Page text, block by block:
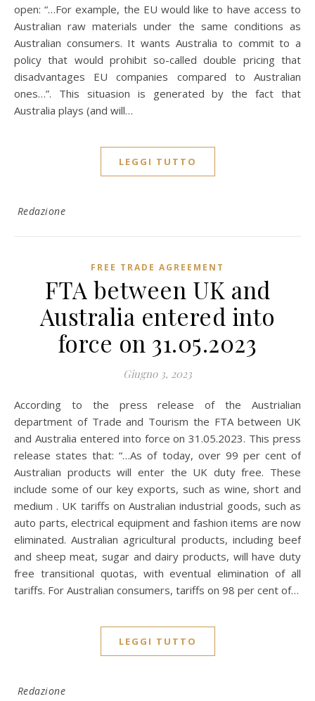
open: “…For example, the EU would like to have access to
Australian raw materials under the same conditions as
Australian consumers. It wants Australia to commit to a
policy that would prohibit so-called double pricing that
disadvantages EU companies compared to Australian
ones…”. This situasion is generated by the fact that
Australia plays (and will…
LEGGI TUTTO
Redazione
FREE TRADE AGREEMENT
FTA between UK and
Australia entered into
force on 31.05.2023
Giugno 3, 2023
According to the press release of the Austrialian
department of Trade and Tourism the FTA between UK
and Australia entered into force on 31.05.2023. This press
release states that: “…As of today, over 99 per cent of
Australian products will enter the UK duty free. These
include some of our key exports, such as wine, short and
medium . UK tariffs on Australian industrial goods, such as
auto parts, electrical equipment and fashion items are now
eliminated. Australian agricultural products, including beef
and sheep meat, sugar and dairy products, will have duty
free transitional quotas, with eventual elimination of all
tariffs. For Australian consumers, tariffs on 98 per cent of…
LEGGI TUTTO
Redazione